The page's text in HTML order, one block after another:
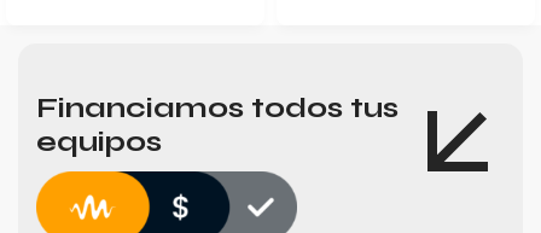
Financiamos todos tus
equipos